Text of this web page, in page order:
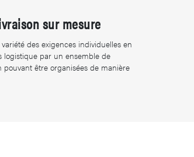
sur mesure
des exigences individuelles en
logistique par un ensemble de
pouvant être organisées de manière